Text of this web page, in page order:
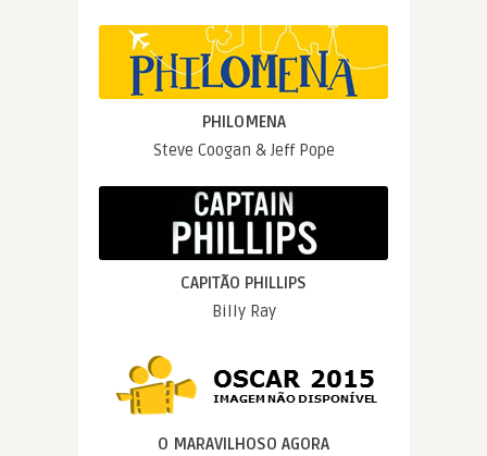
PHILOMENA
Steve Coogan & Jeff Pope
CAPITÃO PHILLIPS
Billy Ray
O MARAVILHOSO AGORA